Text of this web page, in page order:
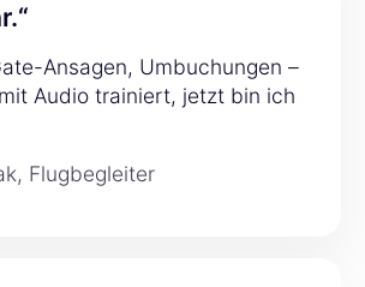
Ansagen, Umbuchungen –
Audio trainiert, jetzt bin ich
Flugbegleiter